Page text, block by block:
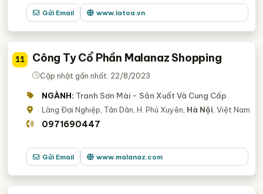
Gửi Email www.latoa.vn
11 Công Ty Cổ Phần Malanaz Shopping
Cập nhật gần nhất: 22/8/2023
NGÀNH: Tranh Sơn Mài - Sản Xuất Và Cung Cấp
Làng Đại Nghiệp, Tân Dân, H. Phú Xuyên, Hà Nội , Việt Nam
0971690447
Gửi Email www.malanaz.com